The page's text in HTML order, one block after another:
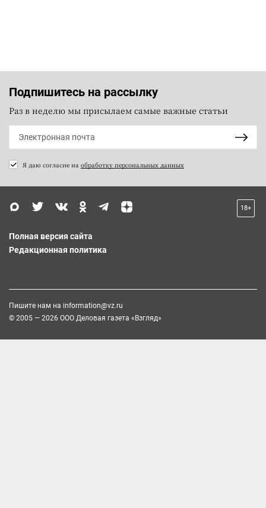
Подпишитесь на рассылку
Раз в неделю мы присылаем самые важные статьи
Я даю согласие на обработку персональных данных
18+
Полная версия сайта
Редакционная политика
Пишите нам на information@vz.ru
© 2005 — 2026 ООО Деловая газета «Взгляд»